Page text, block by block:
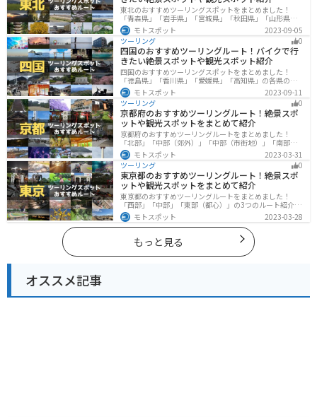
東北のおすすめツーリングスポットをまとめました！
「青森県」「岩手県」「宮城県」「秋田県」「山形県」
「福島県」の各県の観光地紹介します。自然豊かな山々
や湖、温泉地が点在し、四季折々の景色を楽しめるスポ
ットが多数あります。バイクで東北にツーリングに行く
際は参考にしてください。
モトスポット
2023-09-05
ツーリング
0
四国のおすすめツーリングルート！バイクで行
きたい絶景スポットや観光スポット紹介
四国のおすすめツーリングスポットをまとめました！
「徳島県」「香川県」「愛媛県」「高知県」の各県の観
光地紹介します。自然豊かな山々や湖、温泉地が点在
し、四季折々の景色を楽しめるスポットが多数ありま
す。バイクで四国にツーリングに行く際は参考にしてく
ださい。
モトスポット
2023-09-11
ツーリング
0
京都府のおすすめツーリングルート！絶景スポ
ットや観光スポットをまとめて紹介
京都府のおすすめツーリングルートをまとめました！
「北部」「中部（郊外）」「中部（市街地）」「南部」
の4つのルート紹介します。古い町並みや神社仏閣、自然
に囲まれた風光明媚なスポットが数多く存在し、様々な
楽しみ方ができます。バイクで京都府にツーリングに行
く際は参考にしてください。
モトスポット
2023-03-31
ツーリング
0
東京都のおすすめツーリングルート！絶景スポ
ットや観光スポットをまとめて紹介
東京都のおすすめツーリングルートをまとめました！
「西部」「中部」「東部（都心）」の3つのルート紹介し
ます。西に行けば奥多摩の自然、東に行けば都心スポッ
トと、自然も街も楽しめるスポットが多数あります。バ
イクで東京都にツーリングに行く際は参考にしてくださ
モトスポット 2023-03-28
もっと見る
オススメ記事